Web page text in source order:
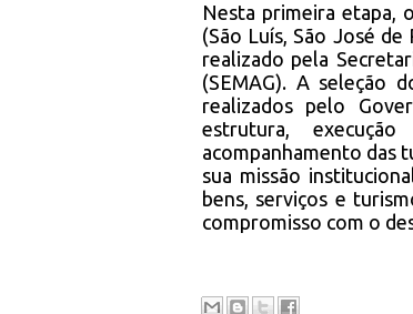
Nesta primeira etapa,
(São Luís, São José
realizado pela
(SEMAG). A seleção
realizados pelo
estrutura,
acompanhamento das
sua missão
bens, serviços e
compromisso com o